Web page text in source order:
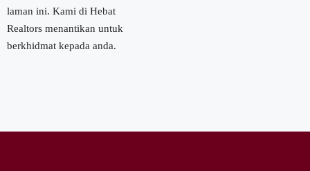
laman ini. Kami di Hebat
Realtors menantikan untuk
berkhidmat kepada anda.​